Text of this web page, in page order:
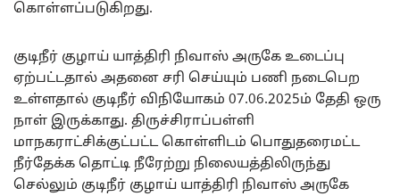
கொள்ளப்படுகிறது.
குடிநீர் குழாய் யாத்திரி நிவாஸ் அருகே உடைப்பு
ஏற்பட்டதால் அதனை சரி செய்யும் பணி நடைபெற
உள்ளதால் குடிநீர் விநியோகம் 07.06.2025ம் தேதி ஒரு
நாள் இருக்காது. திருச்சிராப்பள்ளி
மாநகராட்சிக்குட்பட்ட கொள்ளிடம் பொதுதரைமட்ட
நீர்தேக்க தொட்டி நீரேற்று நிலையத்திலிருந்து
செல்லும் குடிநீர் குழாய் யாத்திரி நிவாஸ் அருகே